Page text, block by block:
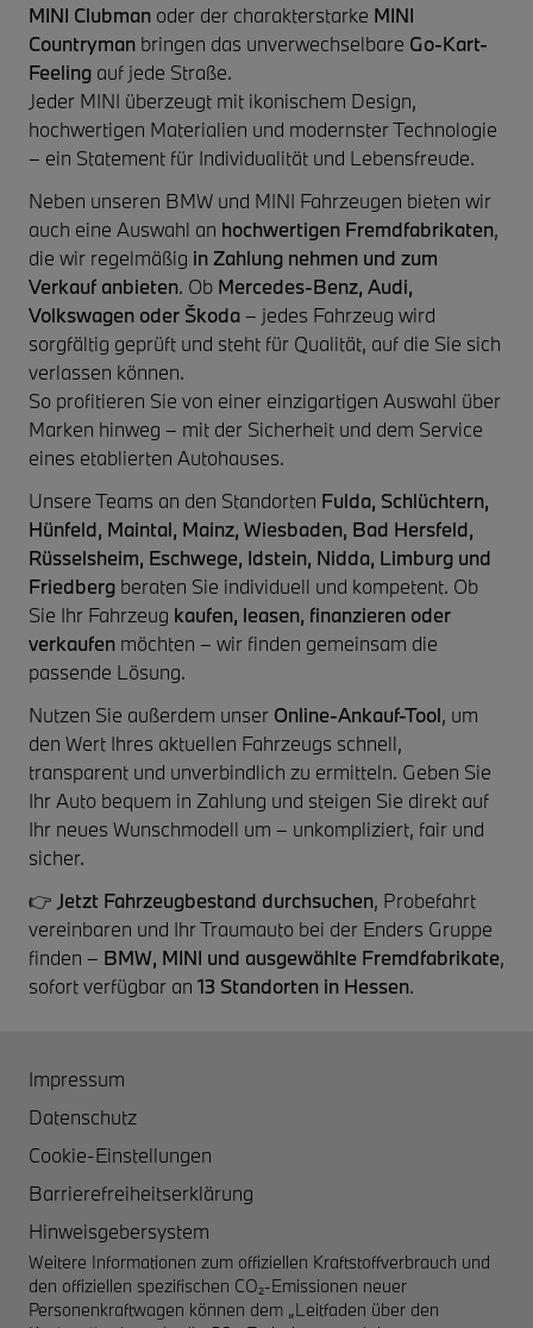
MINI Clubman oder der charakterstarke MINI
Countryman bringen das unverwechselbare Go-Kart-
Feeling auf jede Straße.
Jeder MINI überzeugt mit ikonischem Design,
hochwertigen Materialien und modernster Technologie
– ein Statement für Individualität und Lebensfreude.
Neben unseren BMW und MINI Fahrzeugen bieten wir
auch eine Auswahl an hochwertigen Fremdfabrikaten,
die wir regelmäßig in Zahlung nehmen und zum
Verkauf anbieten. Ob Mercedes-Benz, Audi,
Volkswagen oder Škoda– jedes Fahrzeug wird
sorgfältig geprüft und steht für Qualität, auf die Sie sich
verlassen können.
So profitieren Sie von einer einzigartigen Auswahl über
Marken hinweg – mit der Sicherheit und dem Service
eines etablierten Autohauses.
Unsere Teams an den Standorten Fulda, Schlüchtern,
Hünfeld, Maintal, Mainz, Wiesbaden, Bad Hersfeld,
Rüsselsheim, Eschwege, Idstein, Nidda, Limburg und
Friedberg beraten Sie individuell und kompetent. Ob
Sie Ihr Fahrzeug kaufen, leasen, finanzieren oder
verkaufen möchten – wir finden gemeinsam die
passende Lösung.
Nutzen Sie außerdem unser Online-Ankauf-Tool, um
den Wert Ihres aktuellen Fahrzeugs schnell,
transparent und unverbindlich zu ermitteln. Geben Sie
Ihr Auto bequem in Zahlung und steigen Sie direkt auf
Ihr neues Wunschmodell um – unkompliziert, fair und
sicher.
👉 Jetzt Fahrzeugbestand durchsuchen, Probefahrt
vereinbaren und Ihr Traumauto bei der Enders Gruppe
finden – BMW, MINI und ausgewählte Fremdfabrikate,
sofort verfügbar an 13 Standorten in Hessen.
Impressum
Datenschutz
Cookie-Einstellungen
Barrierefreiheitserklärung
Hinweisgebersystem
Weitere Informationen zum offiziellen Kraftstoffverbrauch und
den offiziellen spezifischen CO₂-Emissionen neuer
Personenkraftwagen können dem „Leitfaden über den